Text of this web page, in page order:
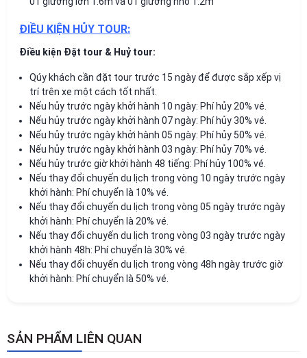
ĐIỀU KIỆN HỦY TOUR:
Điều kiện Đặt tour & Huỷ tour:
Qúy khách cần đặt tour trước 15 ngày để được sắp xếp vị
trí trên xe một cách tốt nhất.
Nếu hủy trước ngày khởi hành 10 ngày: Phí hủy 20% vé.
Nếu hủy trước ngày khởi hành 07 ngày: Phí hủy 30% vé.
Nếu hủy trước ngày khởi hành 05 ngày: Phí hủy 50% vé.
Nếu hủy trước ngày khởi hành 03 ngày: Phí hủy 70% vé.
Nếu hủy trước giờ khởi hành 48 tiếng: Phí hủy 100% vé.
Nếu thay đổi chuyến du lịch trong vòng 10 ngày trước ngày
khởi hành: Phí chuyển là 10% vé.
Nếu thay đổi chuyến du lịch trong vòng 05 ngày trước ngày
khởi hành: Phí chuyển là 20% vé.
Nếu thay đổi chuyến du lịch trong vòng 03 ngày trước ngày
khởi hành 48h: Phí chuyển là 30% vé.
Nếu thay đổi chuyến du lịch trong vòng 48h ngày trước giờ
khởi hành: Phí chuyển là 50% vé.
SẢN PHẨM LIÊN QUAN